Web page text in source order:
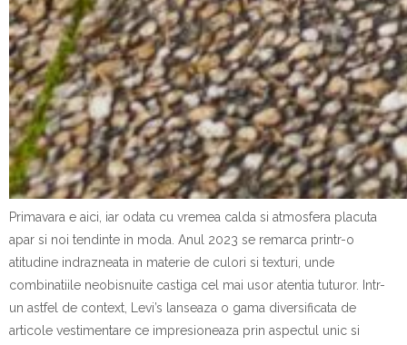
Primavara e aici, iar odata cu vremea calda si atmosfera placuta
apar si noi tendinte in moda. Anul 2023 se remarca printr-o
atitudine indrazneata in materie de culori si texturi, unde
combinatiile neobisnuite castiga cel mai usor atentia tuturor. Intr-
un astfel de context, Levi’s lanseaza o gama diversificata de
articole vestimentare ce impresioneaza prin aspectul unic si